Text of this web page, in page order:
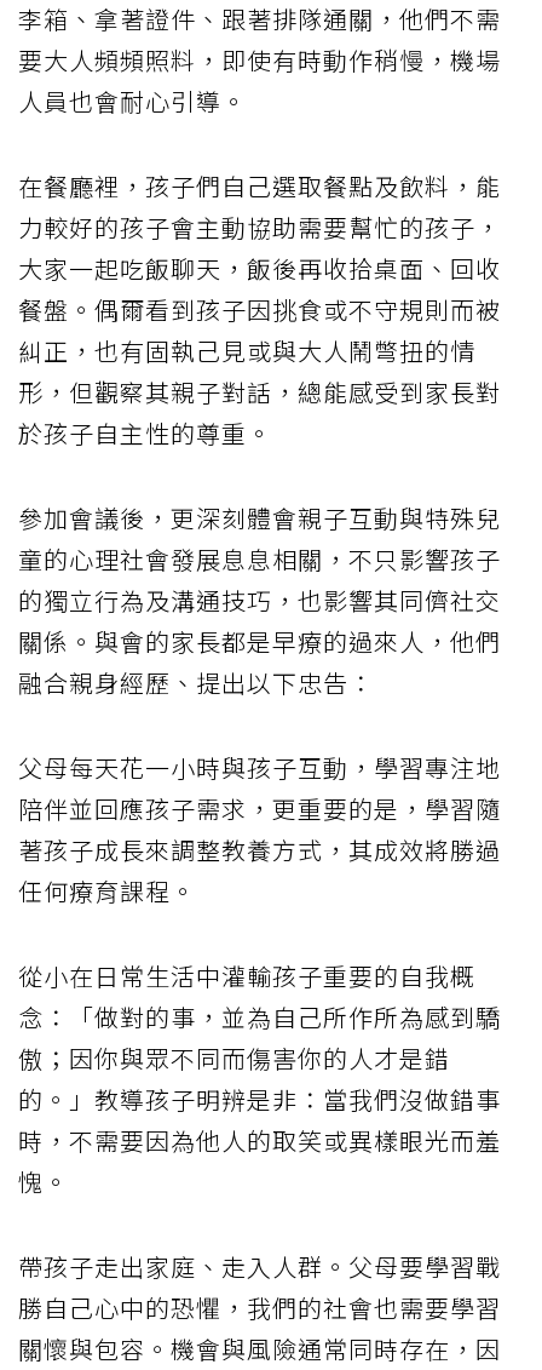
李箱、拿著證件、跟著排隊通關，他們不需
要大人頻頻照料，即使有時動作稍慢，機場
人員也會耐心引導。
在餐廳裡，孩子們自己選取餐點及飲料，能
力較好的孩子會主動協助需要幫忙的孩子，
大家一起吃飯聊天，飯後再收拾桌面、回收
餐盤。偶爾看到孩子因挑食或不守規則而被
糾正，也有固執己見或與大人鬧彆扭的情
形，但觀察其親子對話，總能感受到家長對
於孩子自主性的尊重。
參加會議後，更深刻體會親子互動與特殊兒
童的心理社會發展息息相關，不只影響孩子
的獨立行為及溝通技巧，也影響其同儕社交
關係。與會的家長都是早療的過來人，他們
融合親身經歷、提出以下忠告：
父母每天花一小時與孩子互動，學習專注地
陪伴並回應孩子需求，更重要的是，學習隨
著孩子成長來調整教養方式，其成效將勝過
任何療育課程。
從小在日常生活中灌輸孩子重要的自我概
念：「做對的事，並為自己所作所為感到驕
傲；因你與眾不同而傷害你的人才是錯
的。」教導孩子明辨是非：當我們沒做錯事
時，不需要因為他人的取笑或異樣眼光而羞
愧。
帶孩子走出家庭、走入人群。父母要學習戰
勝自己心中的恐懼，我們的社會也需要學習
關懷與包容。機會與風險通常同時存在，因